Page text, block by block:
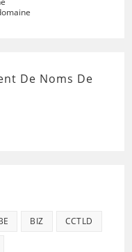
De Noms De
BIZ CCTLD